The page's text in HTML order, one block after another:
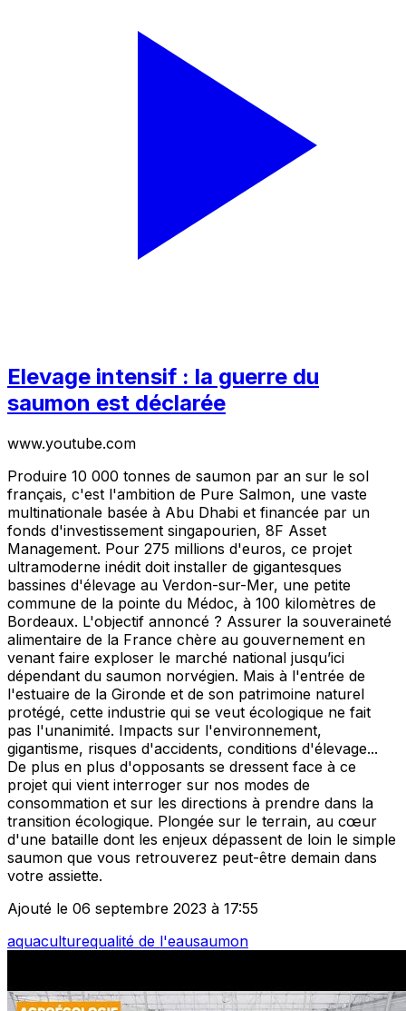
Elevage intensif : la guerre du
saumon est déclarée
www.youtube.com
Produire 10 000 tonnes de saumon par an sur le sol
français, c'est l'ambition de Pure Salmon, une vaste
multinationale basée à Abu Dhabi et financée par un
fonds d'investissement singapourien, 8F Asset
Management. Pour 275 millions d'euros, ce projet
ultramoderne inédit doit installer de gigantesques
bassines d'élevage au Verdon-sur-Mer, une petite
commune de la pointe du Médoc, à 100 kilomètres de
Bordeaux. L'objectif annoncé ? Assurer la souveraineté
alimentaire de la France chère au gouvernement en
venant faire exploser le marché national jusqu’ici
dépendant du saumon norvégien. Mais à l'entrée de
l'estuaire de la Gironde et de son patrimoine naturel
protégé, cette industrie qui se veut écologique ne fait
pas l'unanimité. Impacts sur l'environnement,
gigantisme, risques d'accidents, conditions d'élevage...
De plus en plus d'opposants se dressent face à ce
projet qui vient interroger sur nos modes de
consommation et sur les directions à prendre dans la
transition écologique. Plongée sur le terrain, au cœur
d'une bataille dont les enjeux dépassent de loin le simple
saumon que vous retrouverez peut-être demain dans
votre assiette.
Ajouté le 06 septembre 2023 à 17:55
aquaculturequalité de l'eausaumon